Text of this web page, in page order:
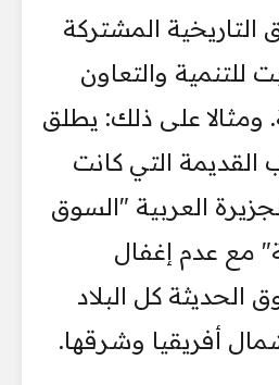
التاريخية المشتركة
للتنمية والتعاون
ومثالا على ذلك: يطلق
التي كانت
العربية "السوق
مع عدم إغفال
كل البلاد
أفريقيا وشرقها.